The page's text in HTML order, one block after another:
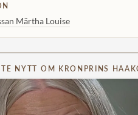
Märtha Louise
NYTT OM KRONPRINS